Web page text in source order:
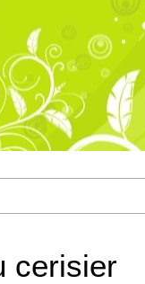
cerisier